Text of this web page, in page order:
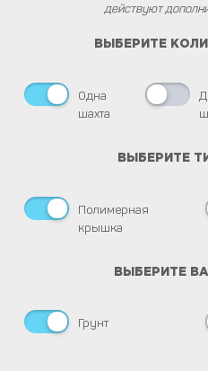
действуют
ВЫБEРИТЕ
Одна
шахта
ВЫБEРИТЕ
Полимерная
крышка
ВЫБEРИТЕ
Грунт